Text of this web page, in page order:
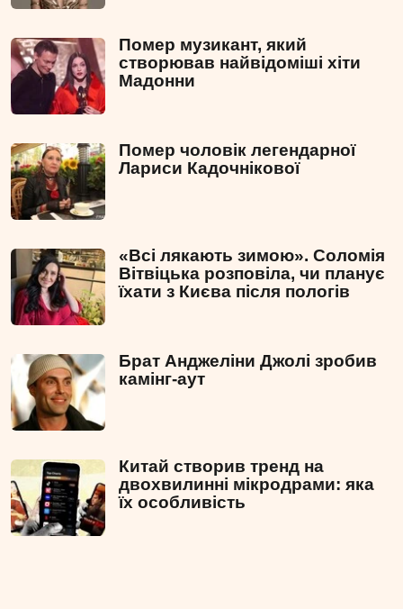
Помер музикант, який
створював найвідоміші хіти
Мадонни
Помер чоловік легендарної
Лариси Кадочнікової
«Всі лякають зимою». Соломія
Вітвіцька розповіла, чи планує
їхати з Києва після пологів
Брат Анджеліни Джолі зробив
камінг-аут
Китай створив тренд на
двохвилинні мікродрами: яка
їх особливість